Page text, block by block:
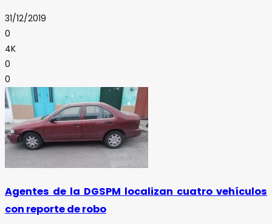
31/12/2019
0
4K
0
0
Agentes de la DGSPM localizan cuatro vehículos
con reporte de robo